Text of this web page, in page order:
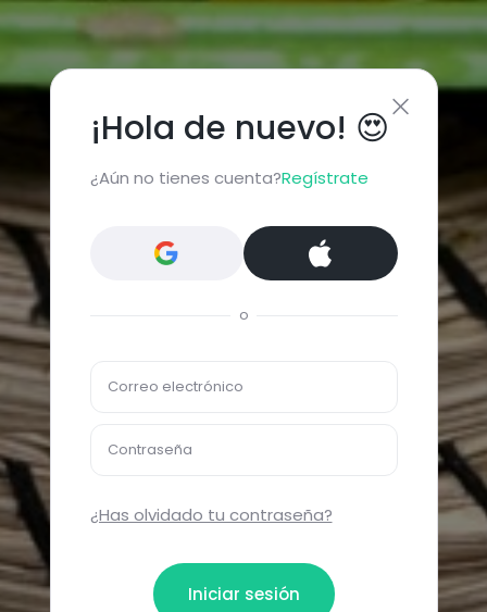
¡Hola de nuevo! 😍
¿Aún no tienes cuenta?Regístrate
o
Correo electrónico
Contraseña
¿Has olvidado tu contraseña?
Iniciar sesión